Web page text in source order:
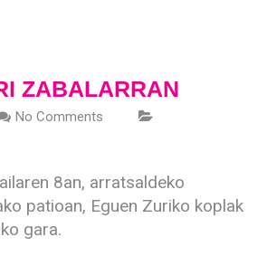
ZABALARRAN
No Comments
8an, arratsaldeko
patioan, Eguen Zuriko koplak
gara.